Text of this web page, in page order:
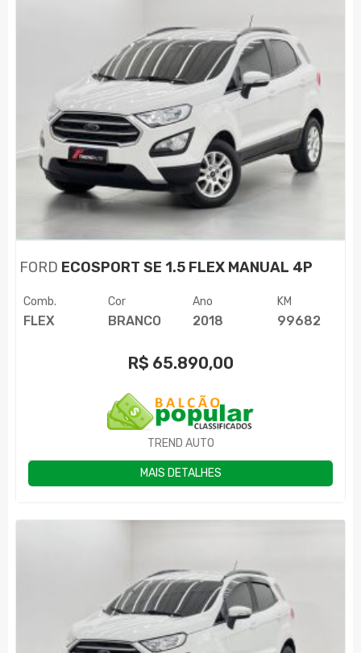
FORD ECOSPORT SE 1.5 FLEX MANUAL 4P
Comb.
FLEX
Cor
BRANCO
Ano
2018
KM
99682
R$ 65.890,00
TREND AUTO
MAIS DETALHES